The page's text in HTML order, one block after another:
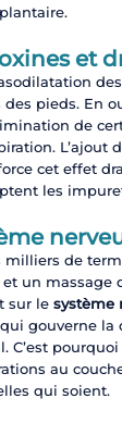
et
pieds. En
de
L’ajout
cet effet
les
milliers de
un massage
sur le système
gouverne la
C’est
au
qui soient.